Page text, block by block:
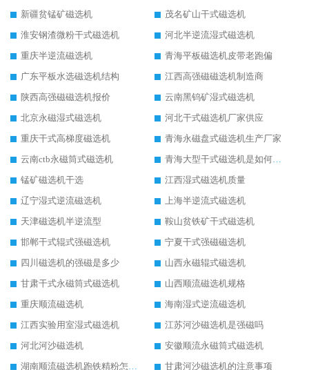
新疆贫锰矿磁选机
茂名矿山干式磁选机
淮安钢渣微粉干式磁选机
河北半逆流湿式磁选机
重庆半逆流磁选机
青海平板磁选机皮带老跑偏
广东平板水选磁选机结构
江西高强磁磁选机制造商
陕西高强磁磁选机报价
云南黑钨矿湿式磁选机
北京永磁湿式磁选机
河北干式磁选机厂家供应
重庆干式高梯度磁选机
青海永磁盘式磁选机生产厂家
云南ctb永磁筒式磁选机
青海大型干式磁选机是如何选矿的
锰矿磁选机干选
江西湿式磁选机质量
辽宁湿式逆流磁选机
上海半逆流式磁选机
天津磁选机半逆流型
鞍山贫铁矿干式磁选机
邯郸干式辊式强磁选机
宁夏干式强磁磁选机
四川磁选机的强磁是多少
山西永磁辊式磁选机
甘肃干式永磁筒式磁选机
山西顺流磁选机规格
重庆顺流磁选机
海南湿式逆流磁选机
江西实验用室湿式磁选机
江苏河沙磁选机是强磁吗
河北河沙磁选机
安徽顺流永磁筒式磁选机
湖南顺流磁选机跑铁精粉怎么处理
甘肃河沙磁选机的注意事项